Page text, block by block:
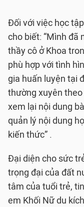
Đối với việc học
cho biết: “Mình đã
thầy cô ở Khoa
phù hợp với tình
gia huấn luyện tại
thường xuyên
xem lại nội dung
quản lý nội dung
kiến thức” .
Đại diện cho sức
trọng đại của đất
tâm của tuổi trẻ,
em Khối Nữ du